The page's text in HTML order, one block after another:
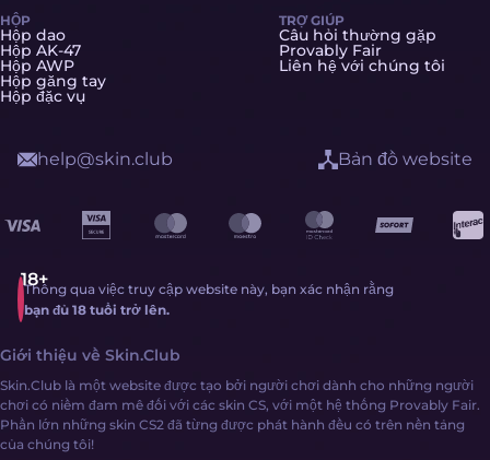
HỘP
Hộp dao
Hộp AK-47
Hộp AWP
Hộp găng tay
Hộp đặc vụ
TRỢ GIÚP
Câu hỏi thường gặp
Provably Fair
Liên hệ với chúng tôi
Thông qua việc truy cập website này, bạn xác nhận rằng
bạn đủ 18 tuổi trở lên.
help@skin.club Bản đồ website
Giới thiệu về Skin.Club
Skin.Club là một website được tạo bởi người chơi dành cho những người
chơi có niềm đam mê đối với các skin CS, với một hệ thống Provably Fair.
Phần lớn những skin CS2 đã từng được phát hành đều có trên nền tảng
của chúng tôi!